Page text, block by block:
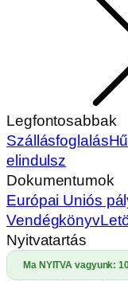
Legfontosabbak
Szállásfoglalás
elindulsz
Dokumentumok
Európai Uniós
Vendégkönyv
Nyitvatartás
Ma NYITVA vagyunk: